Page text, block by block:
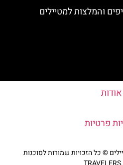
והמלצות למטיילים
אודות
פרטיות
© כל הזכויות שמורות לסוכנות